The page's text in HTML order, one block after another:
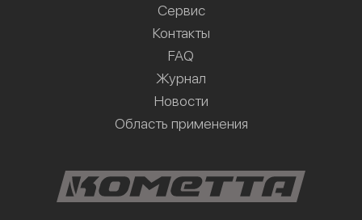
Сервис
Контакты
FAQ
Журнал
Новости
Область применения